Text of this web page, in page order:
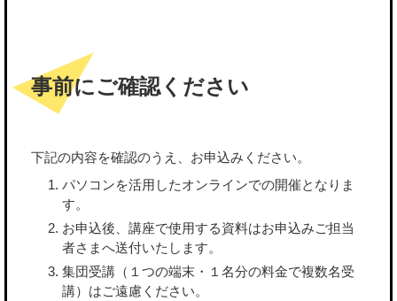
事前にご確認ください
下記の内容を確認のうえ、お申込みください。
パソコンを活用したオンラインでの開催となりま
す。
お申込後、講座で使用する資料はお申込みご担当
者さまへ送付いたします。
集団受講（１つの端末・１名分の料金で複数名受
講）はご遠慮ください。